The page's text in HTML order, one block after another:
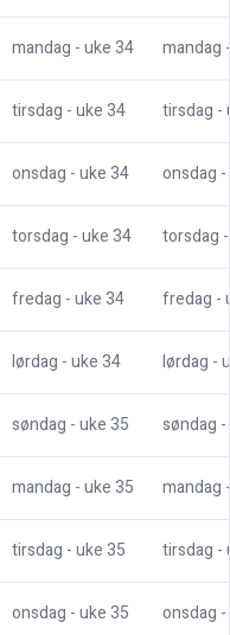
mandag - uke34 mandag
tirsdag - uke34 tirsdag -
onsdag - uke34 onsdag
torsdag - uke34 torsdag
fredag - uke34 fredag -
lørdag - uke34 lørdag -
søndag - uke35 søndag
mandag - uke35 mandag
tirsdag - uke35 tirsdag -
onsdag - uke35 onsdag